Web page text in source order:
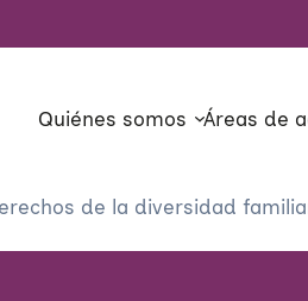
Quiénes somos Áreas de
de la diversidad